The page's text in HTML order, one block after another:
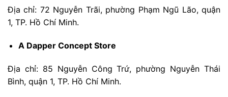
Địa chỉ: 72 Nguyễn Trãi, phường Phạm Ngũ Lão, quận
1, TP. Hồ Chí Minh.
A Dapper Concept Store
Địa chỉ: 85 Nguyễn Công Trứ, phường Nguyễn Thái
Bình, quận 1, TP. Hồ Chí Minh.